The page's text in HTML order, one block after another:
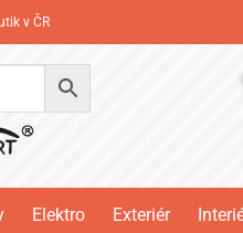
v ČR
Elektro Exteriér